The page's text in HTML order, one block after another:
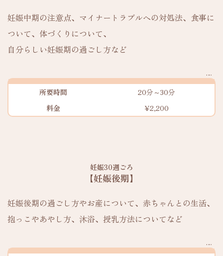
妊娠中期の注意点、マイナートラブルへの対処法、食事に
ついて、体づくりについて、
自分らしい妊娠期の過ごし方など
所要時間
20分～30分
料金
¥2,200
妊娠30週ごろ
【妊娠後期】
妊娠後期の過ごし方やお産について、赤ちゃんとの生活、
抱っこやあやし方、沐浴、授乳方法についてなど